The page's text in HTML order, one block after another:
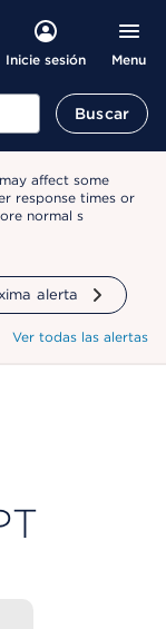
Inicie sesión Menu
Buscar
affect some
response times or
normal s
alerta
Ver todas las alertas